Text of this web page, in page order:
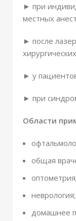
► при
местных
► после
► у
► при
Области
общая
оптометрия;
неврология;
домашнее